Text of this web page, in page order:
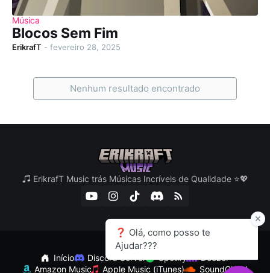
Música
Blocos Sem Fim
ErikrafT - fevereiro 28, 2025
Nenhum resultado encontrado
ErikrafT Music trás Músicas Incríveis de Qualidade ⭐💖
Início Discord Server Spotify
Deezer
Amazon Music
Apple Music (iTunes) SoundCloud